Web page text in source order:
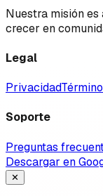
Nuestra misión
crecer en
Legal
Privacidad
Soporte
Preguntas
Descargar en
✕